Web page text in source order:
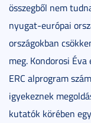
összegből nem
nyugat-európai
országokban
meg. Kondorosi
ERC alprogram
igyekeznek
kutatók körében